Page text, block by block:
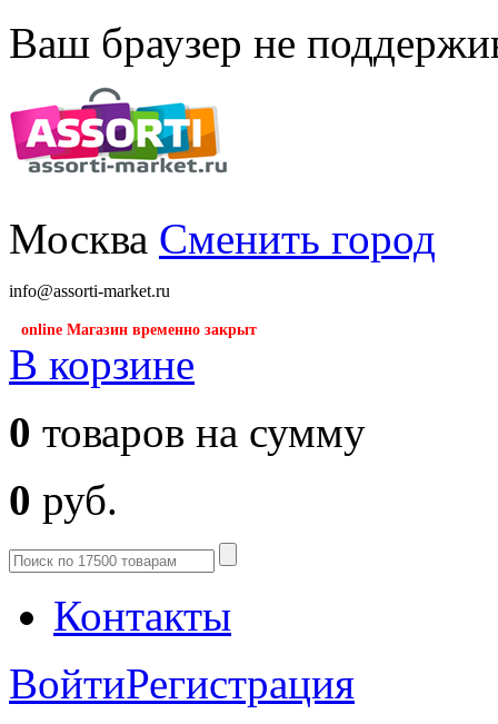
Ваш браузер не
Москва Сменить город
info@assorti-market.ru
online Магазин временно закрыт
В корзине
0 товаров на сумму
0 руб.
Контакты
ВойтиРегистрация